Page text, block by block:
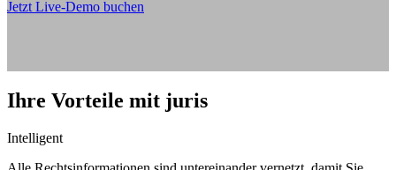
Jetzt Live-Demo buchen
Ihre Vorteile mit juris
Intelligent